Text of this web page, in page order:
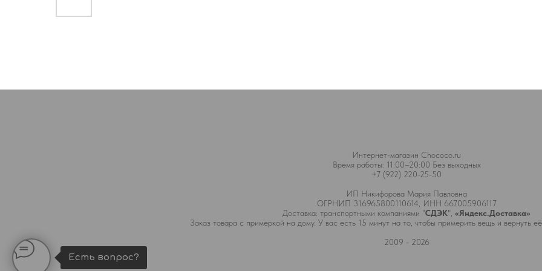
Интернет-магазин Chococo.ru
Время работы: 11:00–20:00 Без выходных
+7 (922) 220-25-50
ИП Никифорова Мария Павловна
ОГРНИП 316965800110614, ИНН 667005906117
Доставка: транспортными компаниями "СДЭК", «Яндекс.Доставка»
Заказ товара с примеркой на дому. У вас есть 15 минут на то, чтобы примерить вещь и вернуть
2009 - 2026
Есть вопрос?